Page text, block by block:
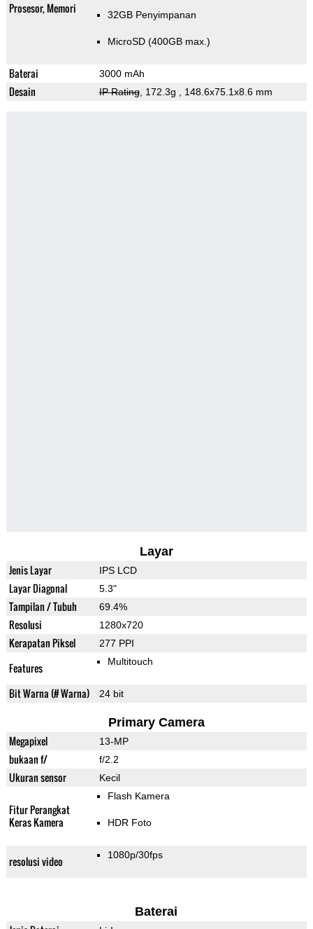
Prosesor, Memori 32GB Penyimpanan
MicroSD (400GB max.)
Baterai 3000 mAh
Desain IP Rating, 172.3g , 148.6x75.1x8.6 mm
Layar
Jenis Layar IPS LCD
Layar Diagonal 5.3"
Tampilan / Tubuh 69.4%
Resolusi 1280x720
Kerapatan Piksel 277 PPI
Features Multitouch
Bit Warna (# Warna) 24 bit
Primary Camera
Megapixel 13-MP
bukaan f/ f/2.2
Ukuran sensor Kecil
Fitur Perangkat
Keras Kamera
Flash Kamera
HDR Foto
resolusi video 1080p/30fps
Baterai